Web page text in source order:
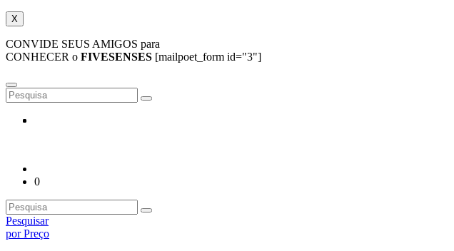
X
CONVIDE SEUS AMIGOS para
CONHECER o FIVESENSES [mailpoet_form id="3"]
0
Pesquisar
por Preço